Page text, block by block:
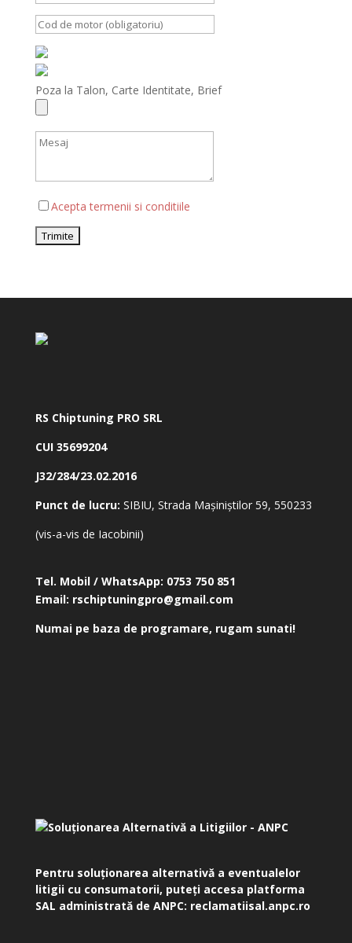
Poza la Talon, Carte Identitate, Brief
Acepta termenii si conditiile
RS Chiptuning PRO SRL
CUI 35699204
J32/284/23.02.2016
Punct de lucru: SIBIU, Strada Mașiniștilor 59, 550233
(vis-a-vis de Iacobinii)
Tel. Mobil / WhatsApp: 0753 750 851
Email: rschiptuningpro@gmail.com
Numai pe baza de programare, rugam sunati!
Pentru soluționarea alternativă a eventualelor
litigii cu consumatorii, puteți accesa platforma
SAL administrată de ANPC: reclamatiisal.anpc.ro